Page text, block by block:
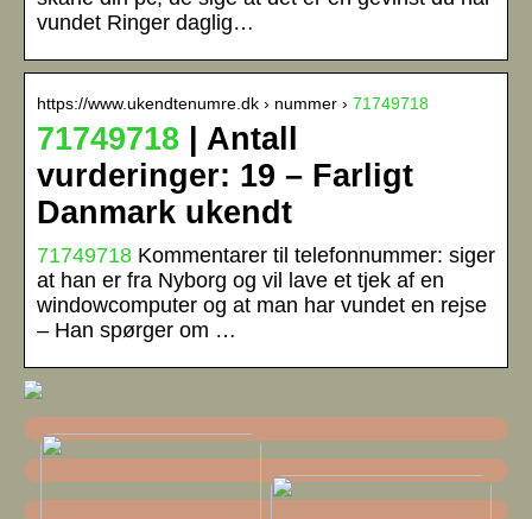
vundet Ringer daglig…
https://www.ukendtenumre.dk › nummer › 71749718
71749718 | Antall
vurderinger: 19 – Farligt
Danmark ukendt
71749718 Kommentarer til telefonnummer: siger
at han er fra Nyborg og vil lave et tjek af en
windowcomputer og at man har vundet en rejse
– Han spørger om …